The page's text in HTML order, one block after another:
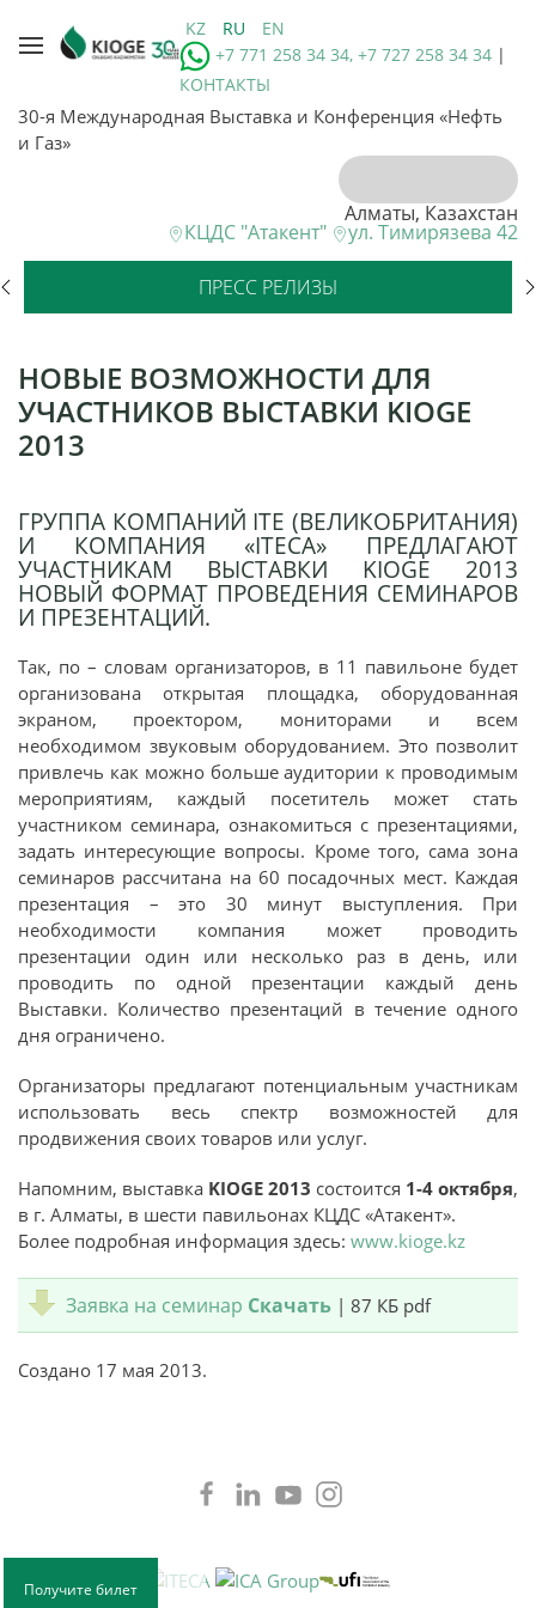
KZ RU
EN
+7 771 258 34 34, +7 727 258 34 34 |
КОНТАКТЫ
30-я Международная Выставка и Конференция «Нефть
и Газ»
Алматы, Казахстан
КЦДС "Атакент" ул. Тимирязева 42
ПРЕСС РЕЛИЗЫ
НОВЫЕ ВОЗМОЖНОСТИ ДЛЯ
УЧАСТНИКОВ ВЫСТАВКИ KIOGE
2013
ГРУППА КОМПАНИЙ ITE (ВЕЛИКОБРИТАНИЯ)
И КОМПАНИЯ «ITECA» ПРЕДЛАГАЮТ
УЧАСТНИКАМ ВЫСТАВКИ KIOGE 2013
НОВЫЙ ФОРМАТ ПРОВЕДЕНИЯ СЕМИНАРОВ
И ПРЕЗЕНТАЦИЙ.
Так, по – словам организаторов, в 11 павильоне будет
организована открытая площадка, оборудованная
экраном, проектором, мониторами и всем
необходимом звуковым оборудованием. Это позволит
привлечь как можно больше аудитории к проводимым
мероприятиям, каждый посетитель может стать
участником семинара, ознакомиться с презентациями,
задать интересующие вопросы. Кроме того, сама зона
семинаров рассчитана на 60 посадочных мест. Каждая
презентация – это 30 минут выступления. При
необходимости компания может проводить
презентации один или несколько раз в день, или
проводить по одной презентации каждый день
Выставки. Количество презентаций в течение одного
дня ограничено.
Организаторы предлагают потенциальным участникам
использовать весь спектр возможностей для
продвижения своих товаров или услуг.
Напомним, выставка KIOGE 2013 состоится 1-4 октября,
в г. Алматы, в шести павильонах КЦДС «Атакент».
Более подробная информация здесь: www.kioge.kz
Заявка на семинар Скачать | 87 КБ pdf
Создано 17 мая 2013.
Получите билет